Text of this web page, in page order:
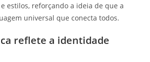
estilos, reforçando a ideia de que a
universal que conecta todos.
reflete a identidade